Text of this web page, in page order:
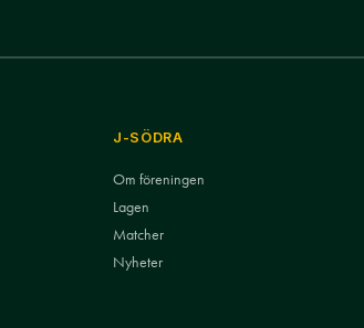
J-SÖDRA
Om föreningen
Lagen
Matcher
Nyheter